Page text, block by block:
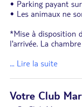
• Parking payant
• Les animaux ne
*Mise à disposition
l'arrivée. La
... Lire la suite
Votre Club